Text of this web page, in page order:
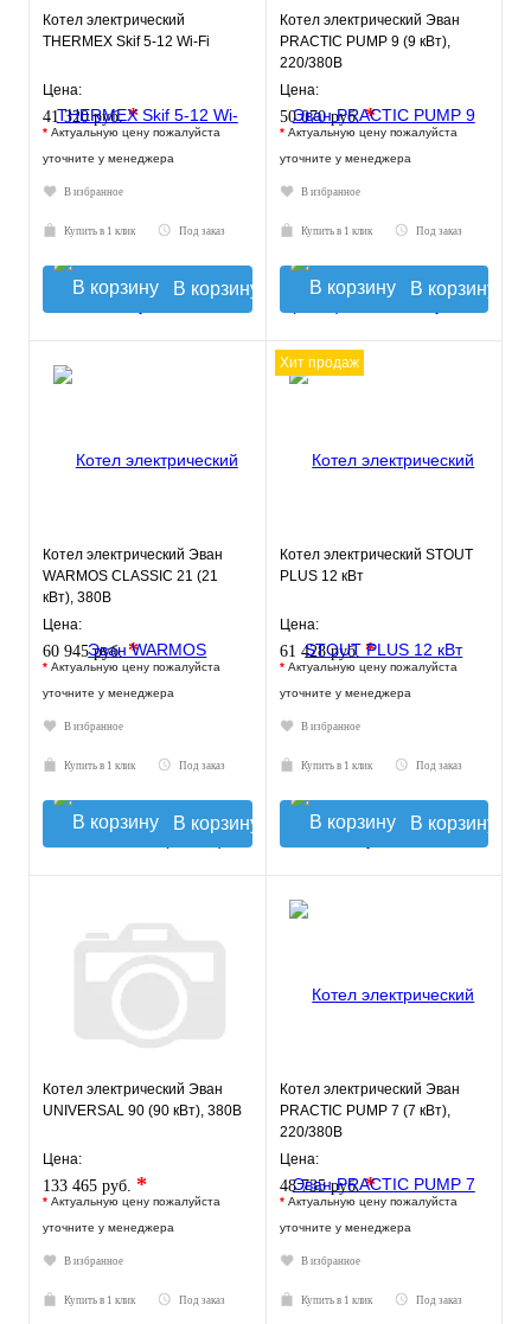
Котел электрический
THERMEX Skif 5-12 Wi-Fi
Цена:
41 320 руб.*
* Актуальную цену пожалуйста
уточните у менеджера
В избранное
Купить в 1 клик Под заказ
В корзину
Котел электрический Эван
PRACTIC PUMP 9 (9 кВт),
220/380В
Цена:
50 070 руб.*
* Актуальную цену пожалуйста
уточните у менеджера
В избранное
Купить в 1 клик Под заказ
В корзину
Котел электрический Эван
WARMOS CLASSIC 21 (21
кВт), 380В
Цена:
60 945 руб. *
* Актуальную цену пожалуйста
уточните у менеджера
В избранное
Купить в 1 клик Под заказ
В корзину
Хит продаж
Котел электрический STOUT
PLUS 12 кВт
Цена:
61 428 руб. *
* Актуальную цену пожалуйста
уточните у менеджера
В избранное
Купить в 1 клик Под заказ
В корзину
Котел электрический Эван
UNIVERSAL 90 (90 кВт), 380В
Цена:
133 465 руб. *
* Актуальную цену пожалуйста
уточните у менеджера
В избранное
Купить в 1 клик Под заказ
Котел электрический Эван
PRACTIC PUMP 7 (7 кВт),
220/380В
Цена:
48 735 руб.*
* Актуальную цену пожалуйста
уточните у менеджера
В избранное
Купить в 1 клик Под заказ